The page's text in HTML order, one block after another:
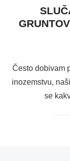
Često dobivam
inozemstvu,
se